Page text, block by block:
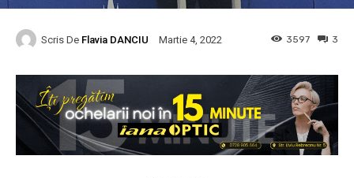
Scris De Flavia DANCIU Martie 4, 2022 3
3597